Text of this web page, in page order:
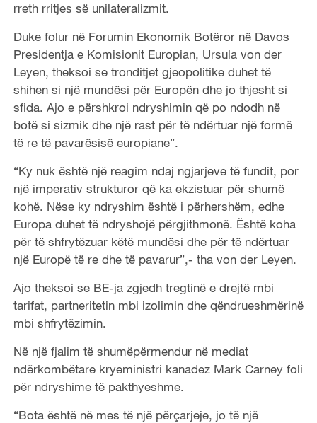
rreth rritjes së unilateralizmit.
Duke folur në Forumin Ekonomik Botëror në Davos
Presidentja e Komisionit Europian, Ursula von der
Leyen, theksoi se tronditjet gjeopolitike duhet të
shihen si një mundësi për Europën dhe jo thjesht si
sfida. Ajo e përshkroi ndryshimin që po ndodh në
botë si sizmik dhe një rast për të ndërtuar një formë
të re të pavarësisë europiane”.
“Ky nuk është një reagim ndaj ngjarjeve të fundit, por
një imperativ strukturor që ka ekzistuar për shumë
kohë. Nëse ky ndryshim është i përhershëm, edhe
Europa duhet të ndryshojë përgjithmonë. Është koha
për të shfrytëzuar këtë mundësi dhe për të ndërtuar
një Europë të re dhe të pavarur”,- tha von der Leyen.
Ajo theksoi se BE-ja zgjedh tregtinë e drejtë mbi
tarifat, partneritetin mbi izolimin dhe qëndrueshmërinë
mbi shfrytëzimin.
Në një fjalim të shumëpërmendur në mediat
ndërkombëtare kryeministri kanadez Mark Carney foli
për ndryshime të pakthyeshme.
“Bota është në mes të një përçarjeje, jo të një